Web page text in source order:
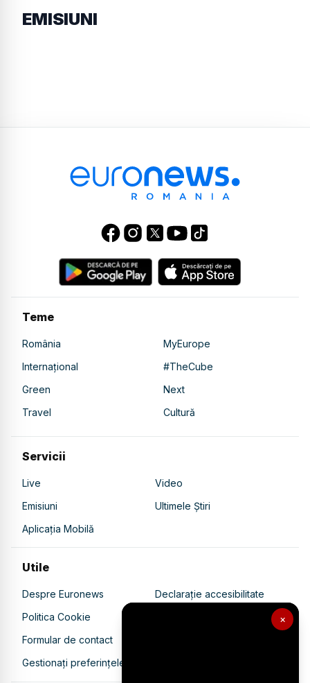
×
EMISIUNI
Teme
România
MyEurope
Internațional
#TheCube
Green
Next
Travel
Cultură
Servicii
Live
Video
Emisiuni
Ultimele Știri
Aplicația Mobilă
Utile
Despre Euronews
Declarație accesibilitate
Politica Cookie
Politica de confidențialitate
Formular de contact
Gestionați preferințele